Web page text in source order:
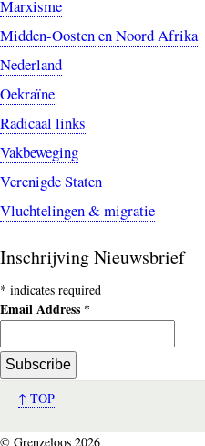
Marxisme
Midden-Oosten en Noord Afrika
Nederland
Oekraïne
Radicaal links
Vakbeweging
Verenigde Staten
Vluchtelingen & migratie
Inschrijving Nieuwsbrief
* indicates required
Email Address *
↑ TOP
© Grenzeloos 2026